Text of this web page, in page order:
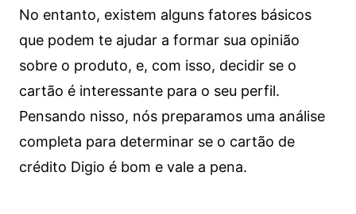
No entanto, existem alguns fatores básicos
que podem te ajudar a formar sua opinião
sobre o produto, e, com isso, decidir se o
cartão é interessante para o seu perfil.
Pensando nisso, nós preparamos uma análise
completa para determinar se o cartão de
crédito Digio é bom e vale a pena.